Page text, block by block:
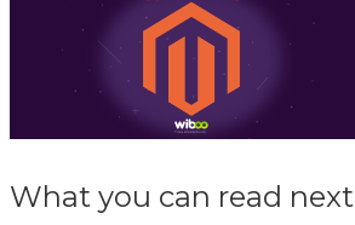
What you can read next